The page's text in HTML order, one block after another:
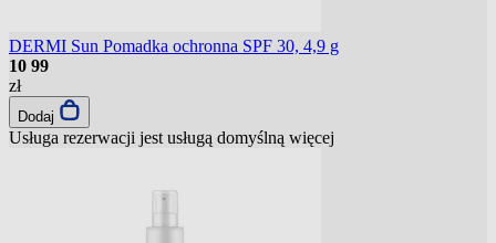
DERMI Sun Pomadka ochronna SPF 30, 4,9 g
10 99
zł
Dodaj
Usługa rezerwacji jest usługą domyślną więcej